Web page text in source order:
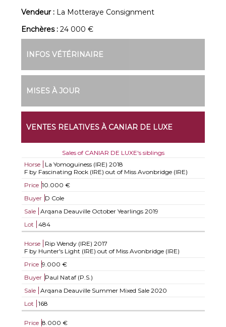
Vendeur : La Motteraye Consignment
Enchères :24 000 €
INFOS VÉTÉRINAIRE
MISES À JOUR
VENTES RELATIVES À CANIAR DE LUXE
Sales of CANIAR DE LUXE's siblings
Horse
La Yomoguiness (IRE) 2018
F by Fascinating Rock (IRE) out of Miss Avonbridge (IRE)
Price 10.000 €
Buyer D Cole
Sale
Arqana Deauville October Yearlings 2019
Lot
484
Horse Rip Wendy (IRE) 2017
F by Hunter's Light (IRE) out of Miss Avonbridge (IRE)
Price 9.000 €
Buyer Paul Nataf (P.S.)
Sale
Arqana Deauville Summer Mixed Sale 2020
Lot
168
Price 8.000 €